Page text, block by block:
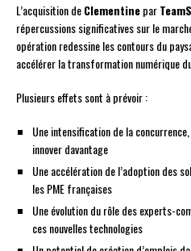
L’acquisition deClementinepar
répercussions significatives sur le
opération redessine les contours du
accélérer la transformation numérique
Plusieurs effets sont à prévoir :
Une intensification de la
innover davantage
Une accélération de l’adoption des
les PME françaises
Une évolution du rôle des experts-
ces nouvelles technologies